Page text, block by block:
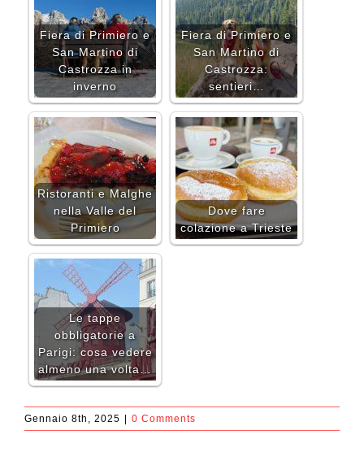
Fiera di Primiero e
San Martino di
Castrozza in
inverno
Fiera di Primiero e
San Martino di
Castrozza:
sentieri…
Ristoranti e Malghe
nella Valle del
Primiero
Dove fare
colazione a Trieste
Le tappe
obbligatorie a
Parigi: cosa vedere
almeno una volta…
Gennaio 8th, 2025 0 Comments